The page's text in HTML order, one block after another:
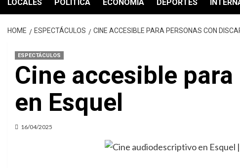
LOCALES POLÍTICA ECONOMÍA DEPORTES
HOME ESPECTÁCULOS CINE ACCESIBLE PARA PERSONAS CON
ESPECTÁCULOS
Cine accesible
en Esquel
16/04/2025